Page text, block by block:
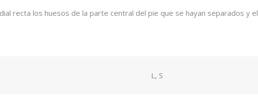
recta los huesos de la parte central del pie que se hayan separados y el
L, S